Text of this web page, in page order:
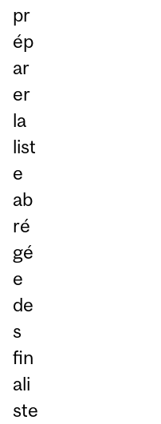
pr
ép
ar
er
la
list
e
ab
ré
gé
e
de
s
fin
ali
ste